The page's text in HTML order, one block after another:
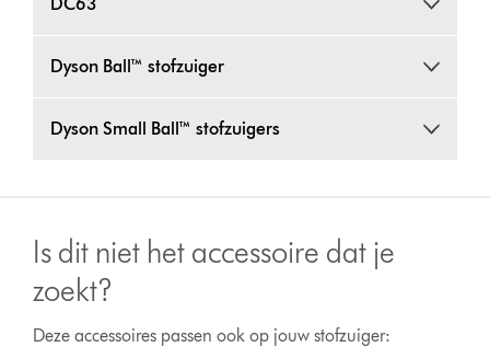
Dyson Ball™ stofzuiger
Dyson Small Ball™ stofzuigers
Is dit niet het accessoire dat je
zoekt?
Deze accessoires passen ook op jouw stofzuiger: